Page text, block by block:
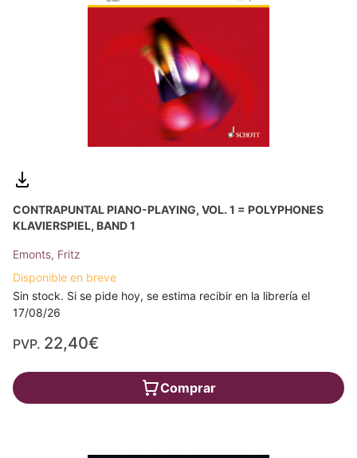
CONTRAPUNTAL PIANO-PLAYING, VOL. 1 = POLYPHONES
KLAVIERSPIEL, BAND 1
Emonts, Fritz
Disponible en breve
Sin stock. Si se pide hoy, se estima recibir en la librería el
17/08/26
PVP. 22,40€
Comprar